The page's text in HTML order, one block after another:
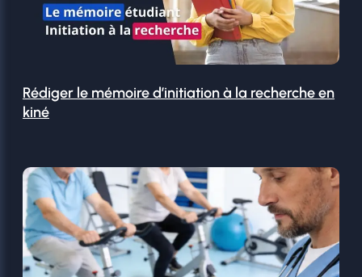
Rédiger le mémoire d’initiation à la recherche en
kiné